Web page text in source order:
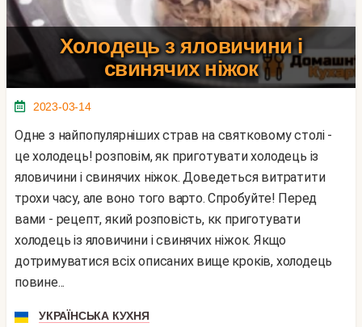
Холодець з яловичини і
свинячих ніжок
2023-03-14
Одне з найпопулярніших страв на святковому столі -
це холодець! розповім, як приготувати холодець із
яловичини і свинячих ніжок. Доведеться витратити
трохи часу, але воно того варто. Спробуйте! Перед
вами - рецепт, який розповість, кк приготувати
холодець із яловичини і свинячих ніжок. Якщо
дотримуватися всіх описаних вище кроків, холодець
повине...
УКРАЇНСЬКА КУХНЯ